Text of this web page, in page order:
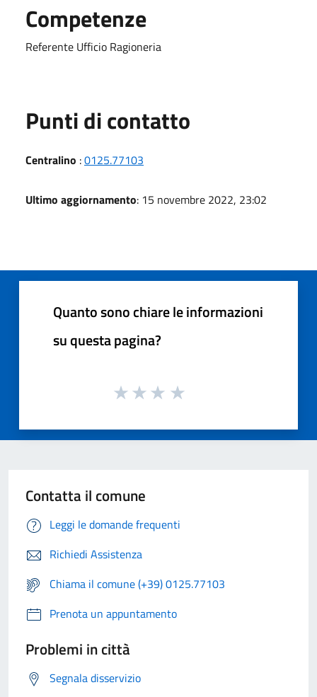
Competenze
Referente Ufficio Ragioneria
Punti di contatto
Centralino :0125.77103
Ultimo aggiornamento: 15 novembre 2022, 23:02
Quanto sono chiare le informazioni
su questa pagina?
Contatta il comune
Leggi le domande frequenti
Richiedi Assistenza
Chiama il comune (+39) 0125.77103
Prenota un appuntamento
Problemi in città
Segnala disservizio